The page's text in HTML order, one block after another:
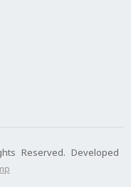
Reserved. Developed